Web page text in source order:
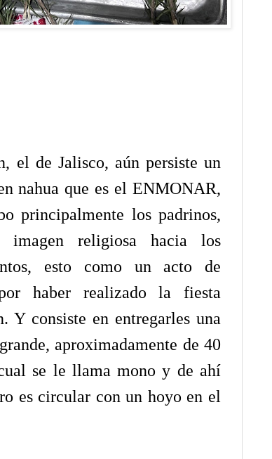
el de Jalisco, aún persiste un
nahua que es el ENMONAR,
principalmente los padrinos,
imagen religiosa hacia los
esto como un acto de
haber realizado la fiesta
Y consiste en entregarles una
aproximadamente de 40
se le llama mono y de ahí
es circular con un hoyo en el